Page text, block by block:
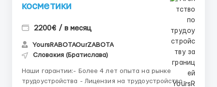
косметики
2200€ / в месяц
YoursRABOTAOurZABOTA
Словакия (Братислава)
Наши гарантии:- Более 4 лет опыта на рынке
трудоустройства - Лицензия на трудоустройство-